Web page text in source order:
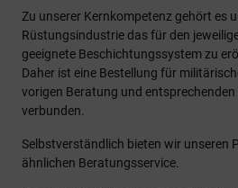
Zu unserer Kernkompetenz gehört es
Rüstungsindustrie das für den
geeignete Beschichtungssystem zu
Daher ist eine Bestellung für
vorigen Beratung und
verbunden.
Selbstverständlich bieten wir unseren
ähnlichen Beratungsservice.